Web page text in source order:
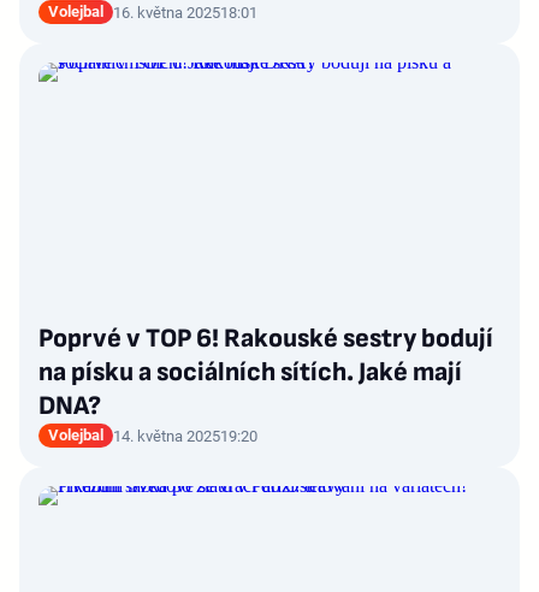
Volejbal 16. května 202518:01
Poprvé v TOP 6! Rakouské sestry bodují
na písku a sociálních sítích. Jaké mají
DNA?
Volejbal 14. května 202519:20